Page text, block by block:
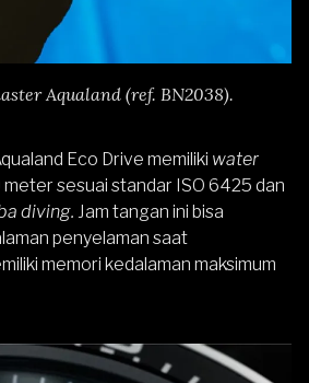
Aqualand (ref. BN2038).
Eco Drive memiliki water
meter sesuai standar ISO 6425 dan
diving. Jam tangan ini bisa
penyelaman saat
memori kedalaman maksimum